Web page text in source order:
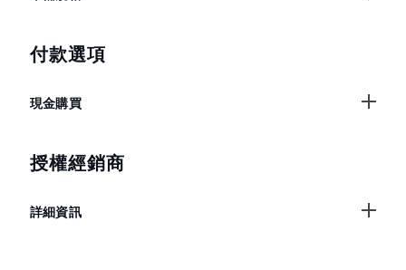
付款選項
現金購買
授權經銷商
詳細資訊